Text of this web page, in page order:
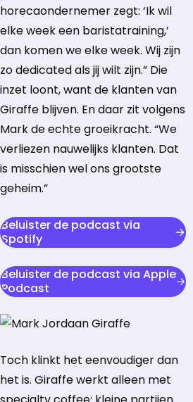
horecaondernemer zegt: ‘Ik wil
elke week een baristatraining,’
dan komen we elke week. Wij zijn
zo dedicated als jij wilt zijn.” Die
inzet loont, want de klanten van
Giraffe blijven. En daar zit volgens
Mark de echte groeikracht. “We
verliezen nauwelijks klanten. Dat
is misschien wel ons grootste
geheim.”
Beluister de podcast via
Spotifyopent in nieuw tabblad
Beluister de podcast via Apple
Podcast opent in nieuw tabblad
Toch klinkt het eenvoudiger dan
het is. Giraffe werkt alleen met